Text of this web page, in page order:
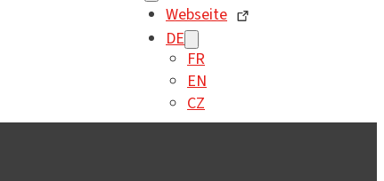
Webseite
DE
FR
EN
CZ